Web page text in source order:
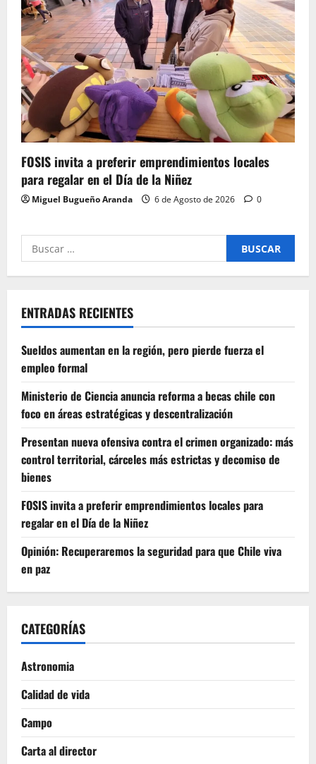
FOSIS invita a preferir emprendimientos locales
para regalar en el Día de la Niñez
Miguel Bugueño Aranda 6 de Agosto de 2026 0
Buscar
por:
ENTRADAS RECIENTES
Sueldos aumentan en la región, pero pierde fuerza el
empleo formal
Ministerio de Ciencia anuncia reforma a becas chile con
foco en áreas estratégicas y descentralización
Presentan nueva ofensiva contra el crimen organizado: más
control territorial, cárceles más estrictas y decomiso de
bienes
FOSIS invita a preferir emprendimientos locales para
regalar en el Día de la Niñez
Opinión: Recuperaremos la seguridad para que Chile viva
en paz
CATEGORÍAS
Astronomia
Calidad de vida
Campo
Carta al director